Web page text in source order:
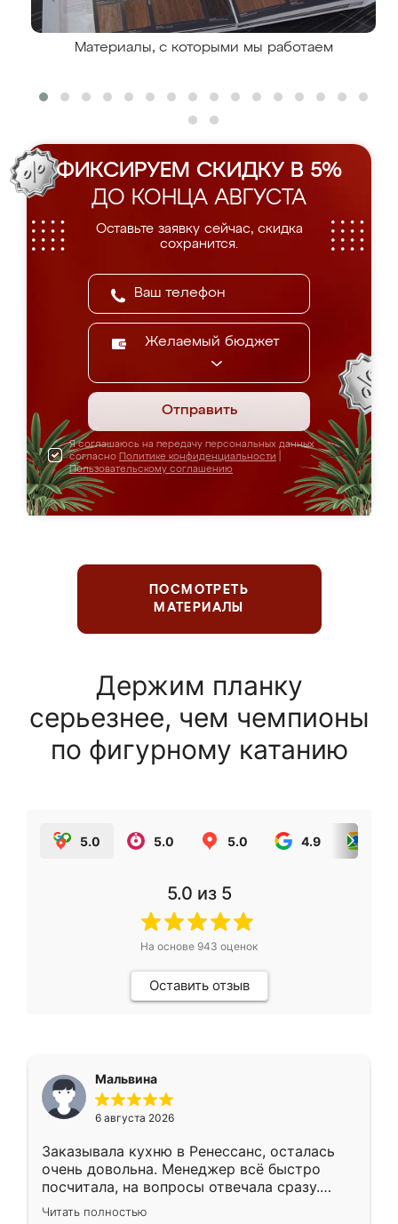
Материалы, с которыми мы работаем
ФИКСИРУЕМ СКИДКУ В 5%
ДО КОНЦА АВГУСТА
Оставьте заявку сейчас, скидка
сохранится.
Желаемый бюджет
Отправить
Я соглашаюсь на передачу персональных данных
согласно Политике конфиденциальности
Пользовательскому соглашению
ПОСМОТРЕТЬ
МАТЕРИАЛЫ
Держим планку
серьезнее, чем чемпионы
по фигурному катанию
5.0 5.0 5.0 4.9
5.0 из 5
На основе 943 оценок
Оставить отзыв
Мальвина
6 августа 2026
Заказывала кухню в Ренессанс, осталась
очень довольна. Менеджер всё быстро
посчитала, на вопросы отвечала сразу.
Замерщик приехал в субботу, подошёл к
Читать полностью